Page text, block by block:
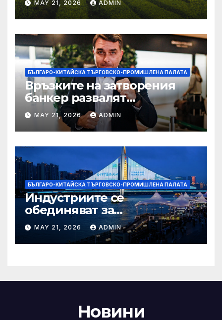
MAY 21, 2026 ADMIN
БЪЛГАРО-КИТАЙСКА ТЪРГОВСКО-ПРОМИШЛЕНА ПАЛАТА
Връзките на затворения
банкер развалят
надеждите на Флавио
Болсонаро за президент на
Бразилия
MAY 21, 2026 ADMIN
БЪЛГАРО-КИТАЙСКА ТЪРГОВСКО-ПРОМИШЛЕНА ПАЛАТА
Индустриите се
обединяват за
висококачествен растеж на
културния и
туристическия сектор
MAY 21, 2026 ADMIN
Новини